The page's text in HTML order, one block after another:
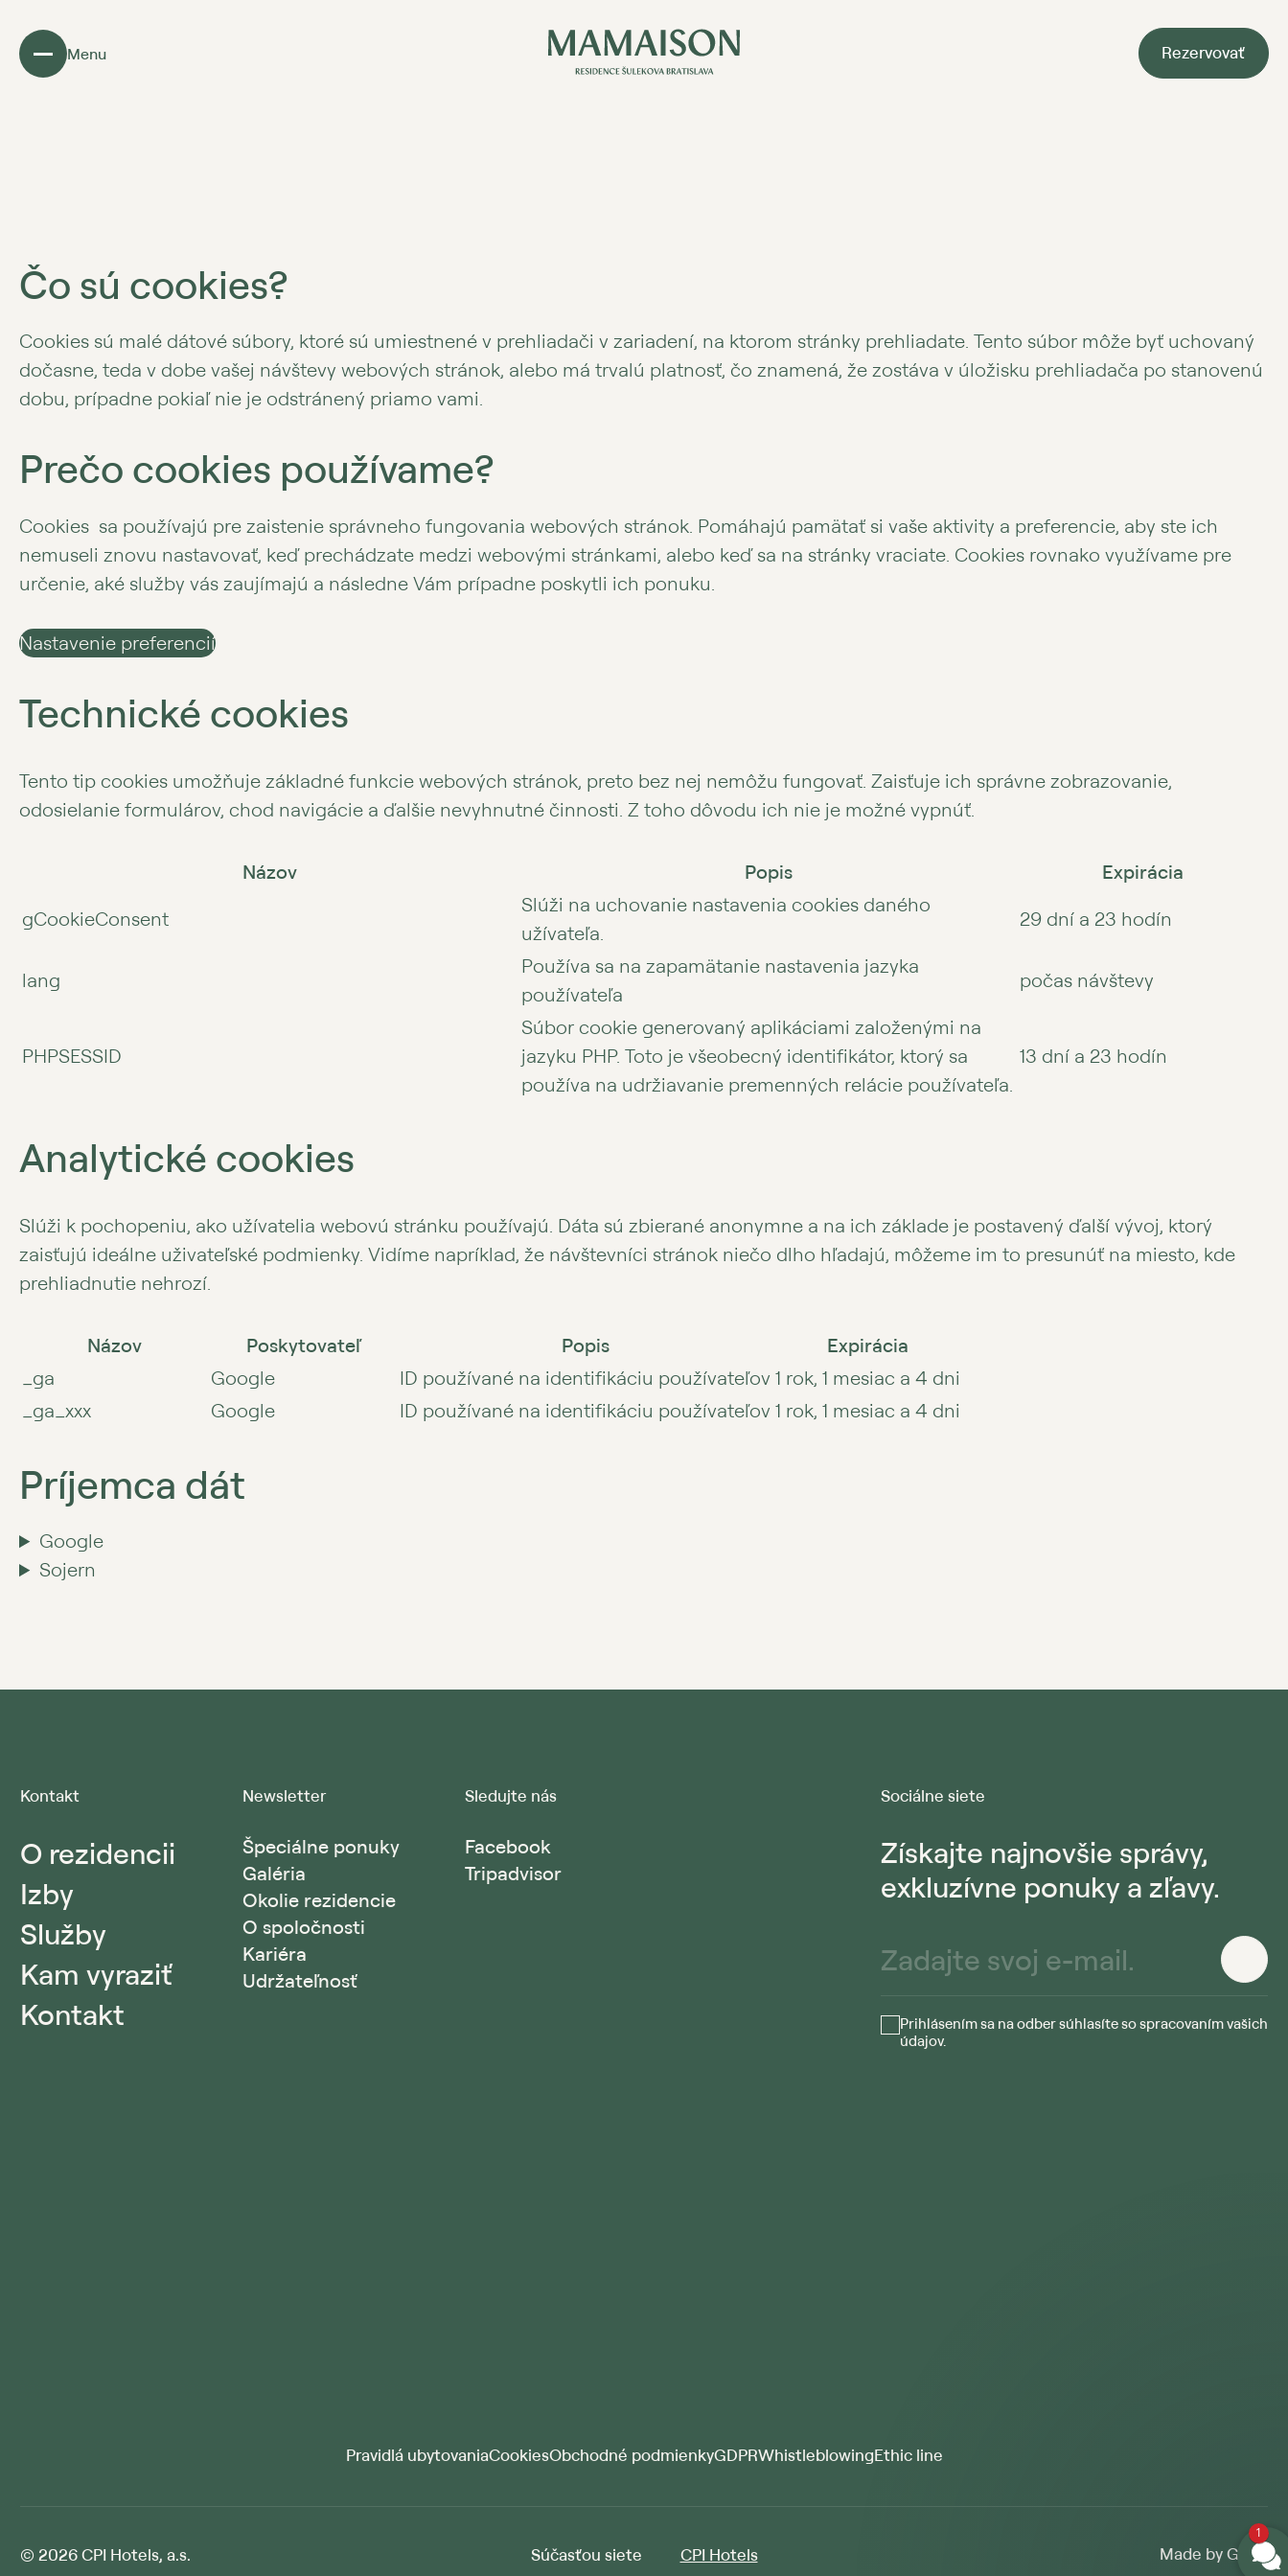
Čo sú cookies?
Cookies sú malé dátové súbory, ktoré sú umiestnené v prehliadači v zariadení, na ktorom stránky prehliadate. Tento súbor môže byť uchovaný
dočasne, teda v dobe vašej návštevy webových stránok, alebo má trvalú platnosť, čo znamená, že zostáva v úložisku prehliadača po stanovenú
dobu, prípadne pokiaľ nie je odstránený priamo vami.
Prečo cookies používame?
Cookies sa používajú pre zaistenie správneho fungovania webových stránok. Pomáhajú pamätať si vaše aktivity a preferencie, aby ste ich
nemuseli znovu nastavovať, keď prechádzate medzi webovými stránkami, alebo keď sa na stránky vraciate. Cookies rovnako využívame pre
určenie, aké služby vás zaujímajú a následne Vám prípadne poskytli ich ponuku.
Nastavenie preferencií
Technické cookies
Tento tip cookies umožňuje základné funkcie webových stránok, preto bez nej nemôžu fungovať. Zaisťuje ich správne zobrazovanie,
odosielanie formulárov, chod navigácie a ďalšie nevyhnutné činnosti. Z toho dôvodu ich nie je možné vypnúť.
Názov Popis
Expirácia
gCookieConsent
Slúži na uchovanie nastavenia cookies daného
užívateľa.
29 dní a 23 hodín
lang
Používa sa na zapamätanie nastavenia jazyka
používateľa
počas návštevy
PHPSESSID
Súbor cookie generovaný aplikáciami založenými na
jazyku PHP. Toto je všeobecný identifikátor, ktorý sa
používa na udržiavanie premenných relácie používateľa.
13 dní a 23 hodín
Analytické cookies
Slúži k pochopeniu, ako užívatelia webovú stránku používajú. Dáta sú zbierané anonymne a na ich základe je postavený ďalší vývoj, ktorý
zaisťujú ideálne uživateľské podmienky. Vidíme napríklad, že návštevníci stránok niečo dlho hľadajú, môžeme im to presunúť na miesto, kde
prehliadnutie nehrozí.
Názov Poskytovateľ Popis
Expirácia
_ga
Google ID používané na identifikáciu používateľov 1 rok, 1 mesiac a 4 dni
_ga_xxx
Google ID používané na identifikáciu používateľov 1 rok, 1 mesiac a 4 dni
Príjemca dát
Google
Sojern
Kontakt
O rezidencii
Izby
Služby
Kam vyraziť
Kontakt
Newsletter
Špeciálne ponuky
Galéria
Okolie rezidencie
O spoločnosti
Kariéra
Udržateľnosť
Sledujte nás
Facebook
Tripadvisor
Sociálne siete
Získajte najnovšie správy,
exkluzívne ponuky a zľavy.
Prihlásením sa na odber súhlasíte so spracovaním vašich
údajov.
Pravidlá ubytovaniaCookiesObchodné podmienkyGDPRWhistleblowingEthic line
© 2026 CPI Hotels, a.s. Súčasťou siete CPI Hotels Made by Giant
Menu Rezervovať
1